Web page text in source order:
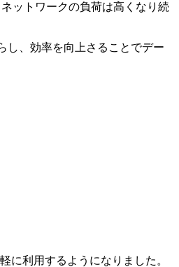
ットワークの負荷は高くなり続
し、効率を向上さることでデー
に利用するようになりました。